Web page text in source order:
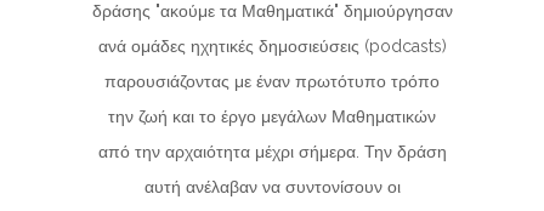
δράσης "ακούμε τα Μαθηματικά" δημιούργησαν
ανά ομάδες ηχητικές δημοσιεύσεις (podcasts)
παρουσιάζοντας με έναν πρωτότυπο τρόπο
την ζωή και το έργο μεγάλων Μαθηματικών
από την αρχαιότητα μέχρι σήμερα. Την δράση
αυτή ανέλαβαν να συντονίσουν οι